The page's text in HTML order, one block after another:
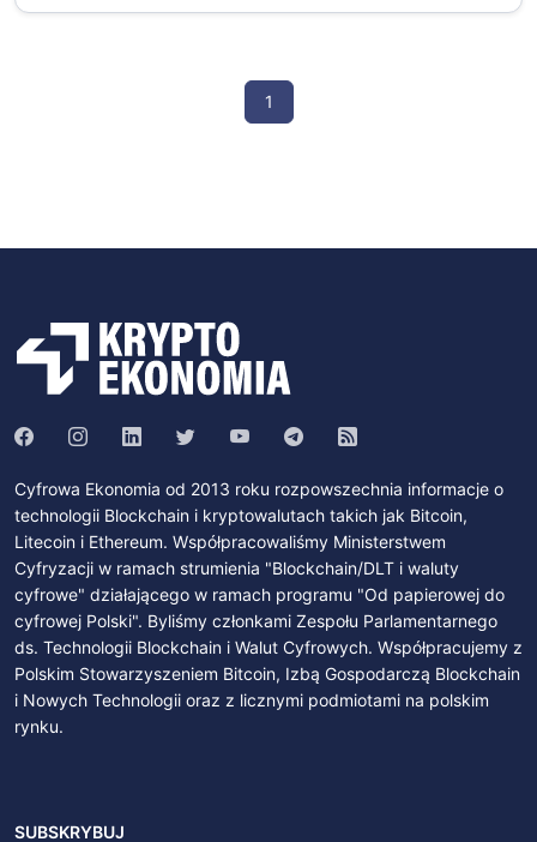
1
Cyfrowa Ekonomia od 2013 roku rozpowszechnia informacje o
technologii Blockchain i kryptowalutach takich jak Bitcoin,
Litecoin i Ethereum. Współpracowaliśmy Ministerstwem
Cyfryzacji w ramach strumienia "Blockchain/DLT i waluty
cyfrowe" działającego w ramach programu "Od papierowej do
cyfrowej Polski". Byliśmy członkami Zespołu Parlamentarnego
ds. Technologii Blockchain i Walut Cyfrowych. Współpracujemy z
Polskim Stowarzyszeniem Bitcoin, Izbą Gospodarczą Blockchain
i Nowych Technologii oraz z licznymi podmiotami na polskim
rynku.
SUBSKRYBUJ